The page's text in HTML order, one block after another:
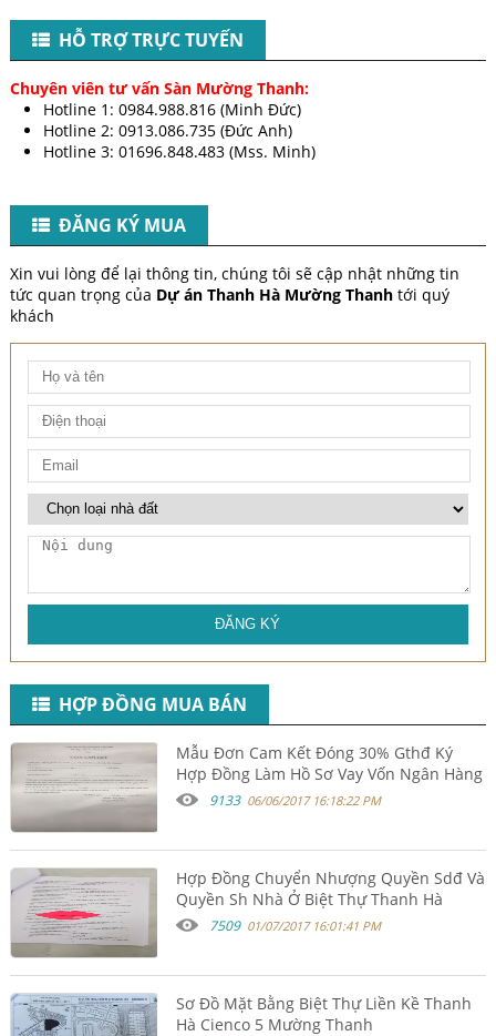
HỖ TRỢ TRỰC TUYẾN
Chuyên viên tư vấn Sàn Mường Thanh:
Hotline 1: 0984.988.816 (Minh Đức)
Hotline 2: 0913.086.735 (Đức Anh)
Hotline 3: 01696.848.483 (Mss. Minh)​
ĐĂNG KÝ MUA
Xin vui lòng để lại thông tin, chúng tôi sẽ cập nhật những tin
tức quan trọng của Dự án Thanh Hà Mường Thanhtới quý
khách
ĐĂNG KÝ
HỢP ĐỒNG MUA BÁN
Mẫu Đơn Cam Kết Đóng 30% Gthđ Ký
Hợp Đồng Làm Hồ Sơ Vay Vốn Ngân Hàng
9133 06/06/2017 16:18:22 PM
Hợp Đồng Chuyển Nhượng Quyền Sdđ Và
Quyền Sh Nhà Ở Biệt Thự Thanh Hà
Cienco 5 Mường Thanh
7509 01/07/2017 16:01:41 PM
Sơ Đồ Mặt Bằng Biệt Thự Liền Kề Thanh
Hà Cienco 5 Mường Thanh